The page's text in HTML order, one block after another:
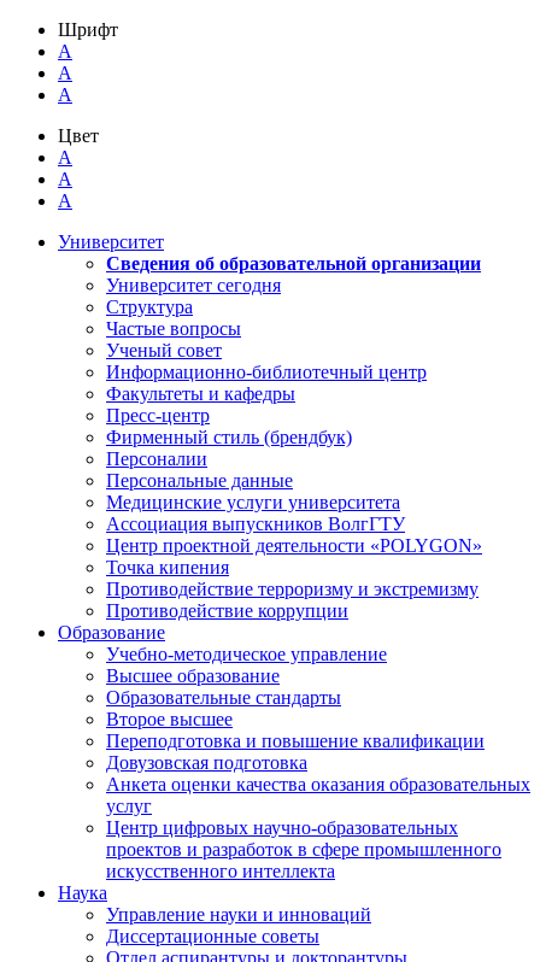
Шрифт
A
A
A
Цвет
A
A
A
Университет
Сведения об образовательной организации
Университет сегодня
Структура
Частые вопросы
Ученый совет
Информационно-библиотечный центр
Факультеты и кафедры
Пресс-центр
Фирменный стиль (брендбук)
Персоналии
Персональные данные
Медицинские услуги университета
Ассоциация выпускников ВолгГТУ
Центр проектной деятельности «POLYGON»
Точка кипения
Противодействие терроризму и экстремизму
Противодействие коррупции
Образование
Учебно-методическое управление
Высшее образование
Образовательные стандарты
Второе высшее
Переподготовка и повышение квалификации
Довузовская подготовка
Анкета оценки качества оказания образовательных
услуг
Центр цифровых научно-образовательных
проектов и разработок в сфере промышленного
искусственного интеллекта
Наука
Управление науки и инноваций
Диссертационные советы
Отдел аспирантуры и докторантуры